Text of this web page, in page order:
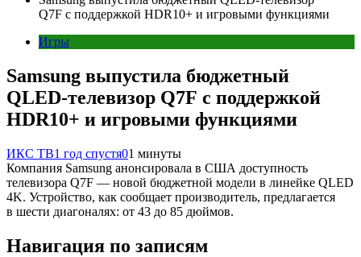
Q7F с поддержкой HDR10+ и игровыми функциями
Игры
Samsung выпустила бюджетный
QLED-телевизор Q7F с поддержкой
HDR10+ и игровыми функциями
ИКС ТВ1 год спустя01 минуты
Компания Samsung анонсировала в США доступность
телевизора Q7F — новой бюджетной модели в линейке QLED
4K. Устройство, как сообщает производитель, предлагается
в шести диагоналях: от 43 до 85 дюймов.
Навигация по записям